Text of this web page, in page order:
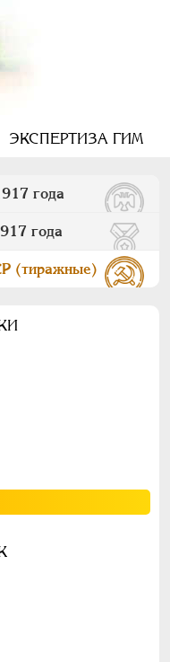
ЭКСПЕРТИЗА ГИМ
года
года
(тиражные)